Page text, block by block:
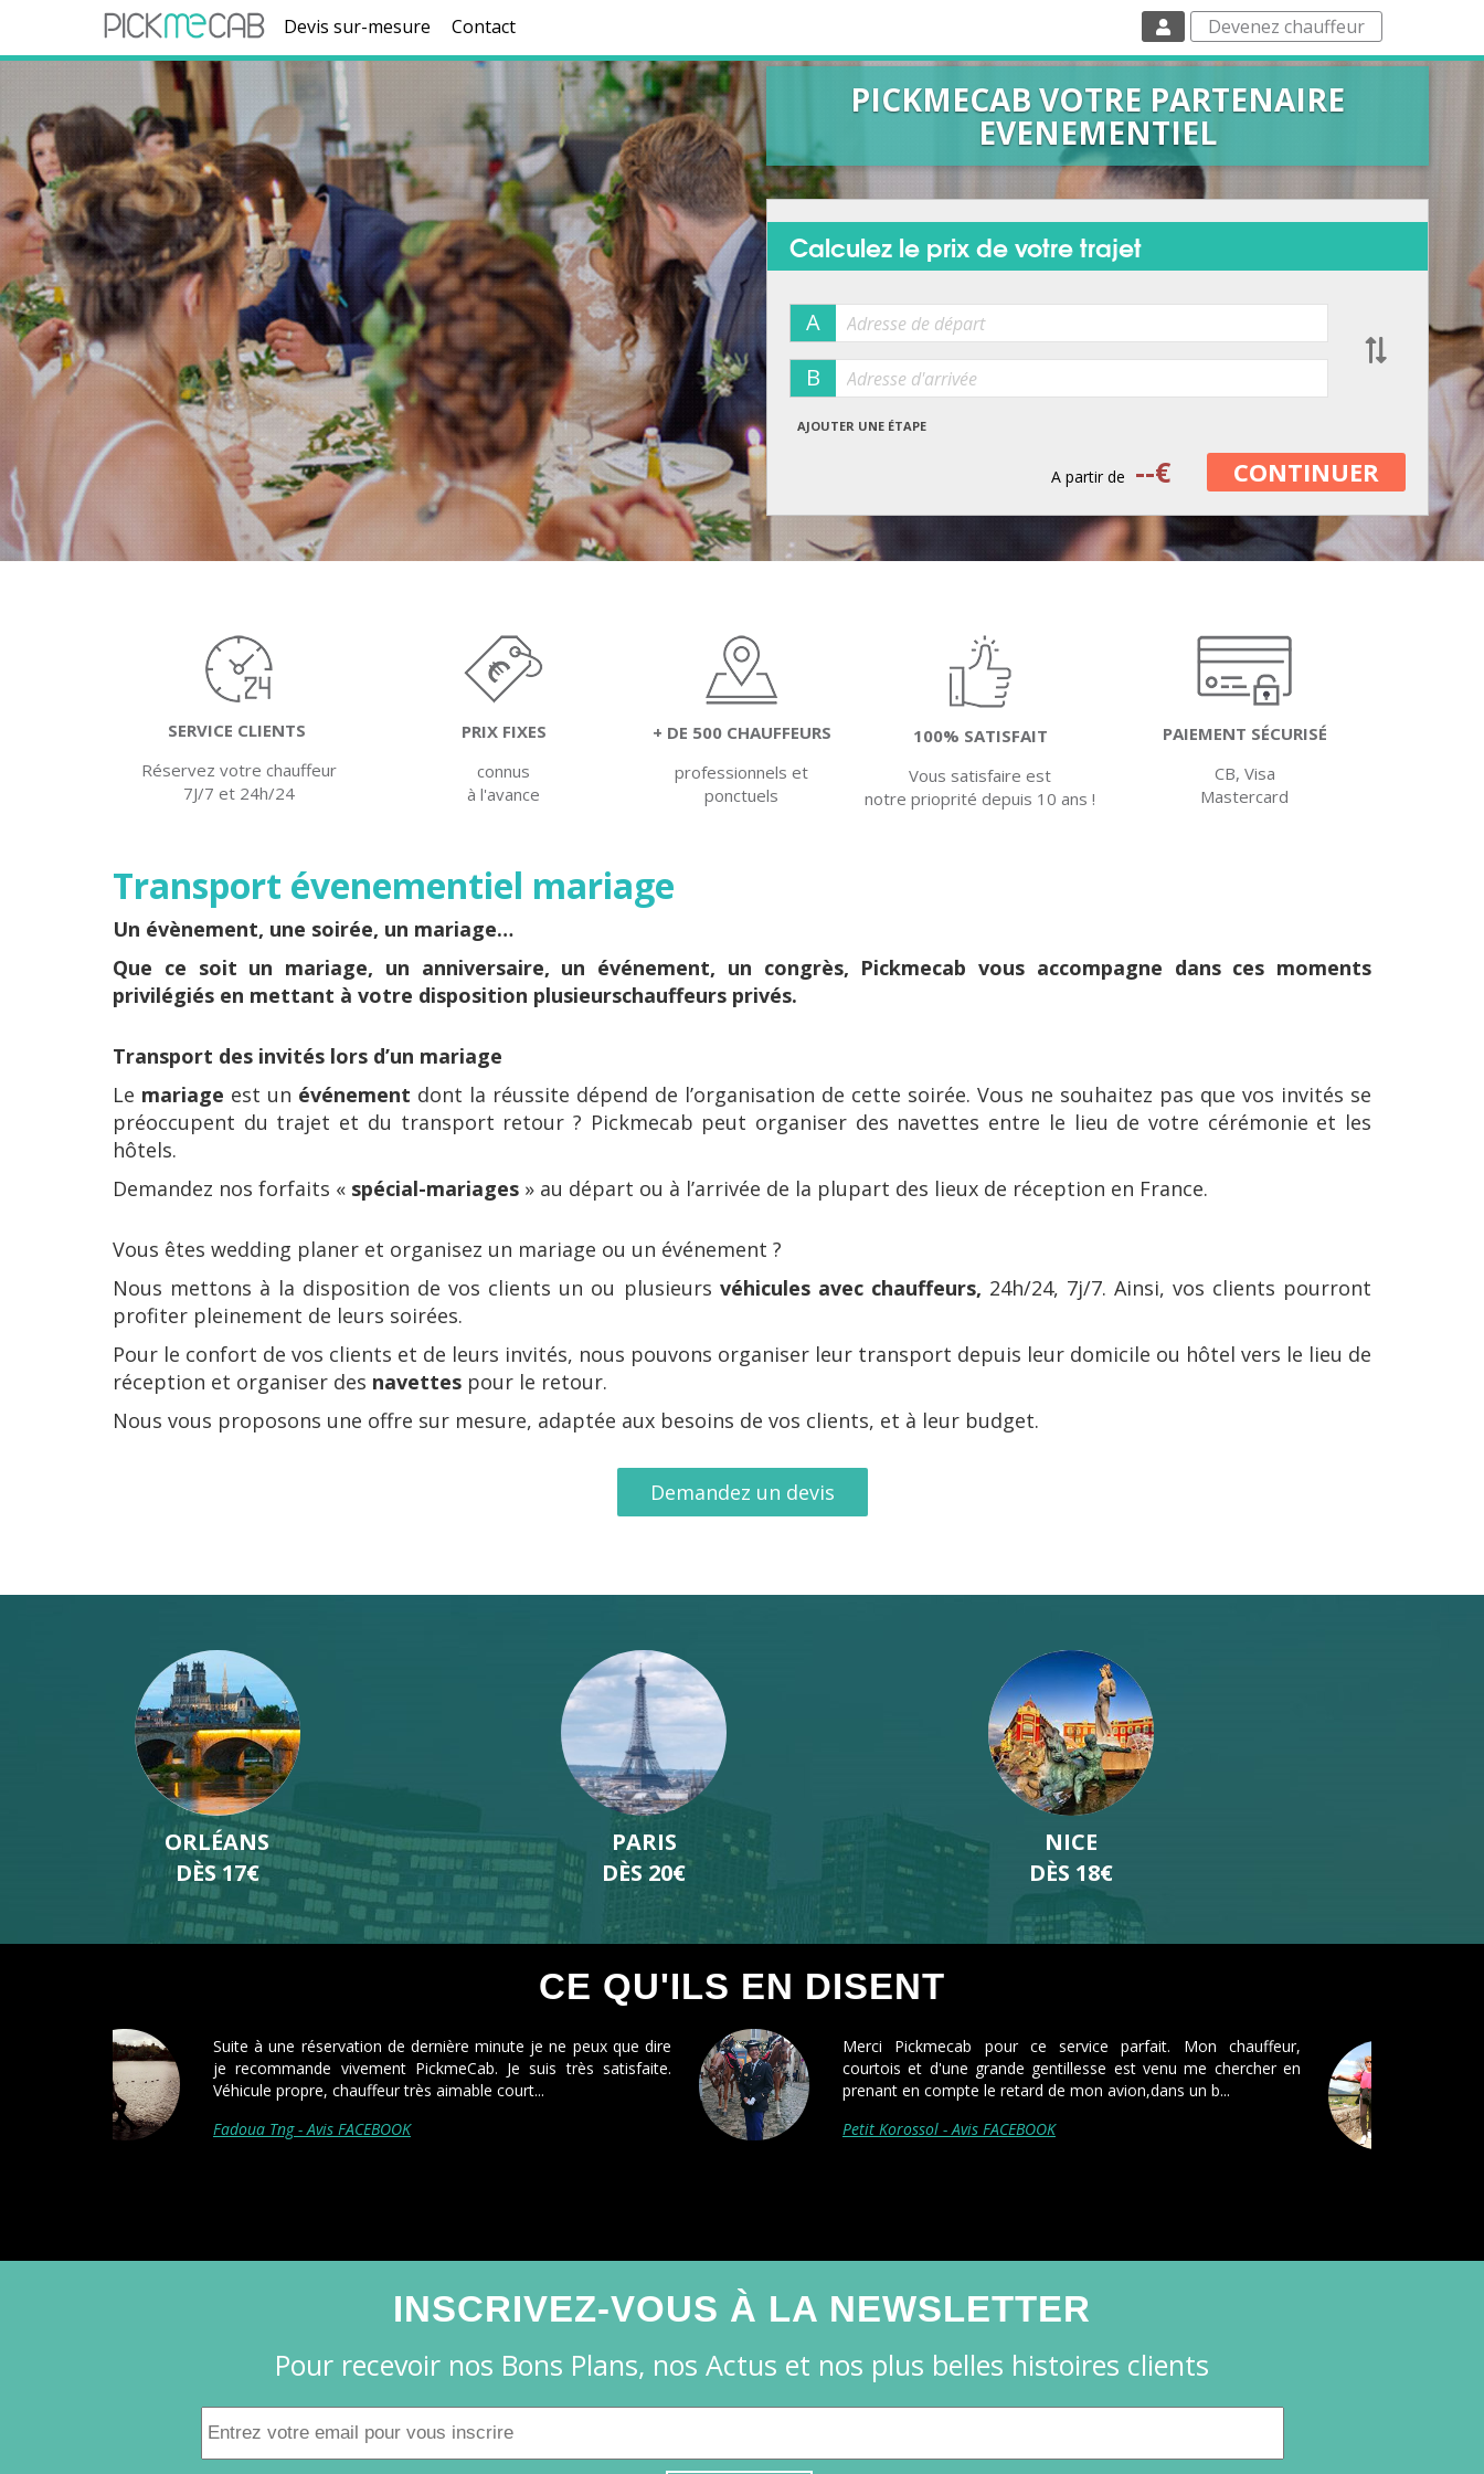
Devis sur-mesure Contact Devenez chauffeur
Calculez le prix de votre trajet
A
B
AJOUTER UNE ÉTAPE
A partir de --€ CONTINUER
SERVICE CLIENTS
Réservez votre chauffeur
7J/7 et 24h/24
PRIX FIXES
connus
à l'avance
+ DE 500 CHAUFFEURS
professionnels et
ponctuels
100% SATISFAIT
Vous satisfaire est
notre prioprité depuis 10 ans !
PAIEMENT SÉCURISÉ
CB, Visa
Mastercard
PICKMECAB VOTRE PARTENAIRE
EVENEMENTIEL
Transport évenementiel mariage
Un évènement, une soirée, un mariage…
Que ce soit un mariage, un anniversaire, un événement, un congrès, Pickmecab vous accompagne dans ces moments
privilégiés en mettant à votre disposition plusieurschauffeurs privés.
Transport des invités lors d’un mariage
Le mariage est un événement dont la réussite dépend de l’organisation de cette soirée. Vous ne souhaitez pas que vos invités se
préoccupent du trajet et du transport retour ? Pickmecab peut organiser des navettes entre le lieu de votre cérémonie et les
hôtels.
Demandez nos forfaits « spécial-mariages » au départ ou à l’arrivée de la plupart des lieux de réception en France.
Vous êtes wedding planer et organisez un mariage ou un événement ?
Nous mettons à la disposition de vos clients un ou plusieurs véhicules avec chauffeurs, 24h/24, 7j/7. Ainsi, vos clients pourront
profiter pleinement de leurs soirées.
Pour le confort de vos clients et de leurs invités, nous pouvons organiser leur transport depuis leur domicile ou hôtel vers le lieu de
réception et organiser des navettes pour le retour.
Nous vous proposons une offre sur mesure, adaptée aux besoins de vos clients, et à leur budget.
Demandez un devis
LILLE
DÈS 19€
LYON
CE QU'ILS EN DISENT
Très bon service, parfaitement à l'heure à domicile pour aller à
Roissy et le retour pareil pour un prix moins élevé que les autres
sur Orléans.
Première fois que je fais appel à pickmecab, et se ne sera pas
la dernière! Ponctualité à l'aéroport de Roissy malgré le monde,
chauffeur avenant et poli, véhicule pro...
Isabelle Rousselle-Barbier - Avis FACEBOOK
INSCRIVEZ-VOUS À LA NEWSLETTER
Pour recevoir nos Bons Plans, nos Actus et nos plus belles histoires clients